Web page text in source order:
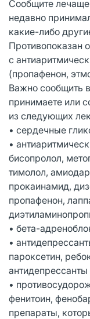
Сообщите
недавно
какие-либо
Противопоказан
с
(пропафенон,
Важно сообщить
принимаете или
из следующих
• сердечные
•
бисопролол,
тимолол,
прокаинамид,
пропафенон,
• бета-
•
пароксетин,
•
фенитоин,
препараты,